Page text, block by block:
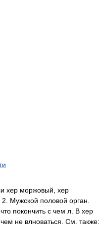
хер моржовый, хер
Мужской половой орган.
покончить с чем л. В хер
не влноваться. См. также: